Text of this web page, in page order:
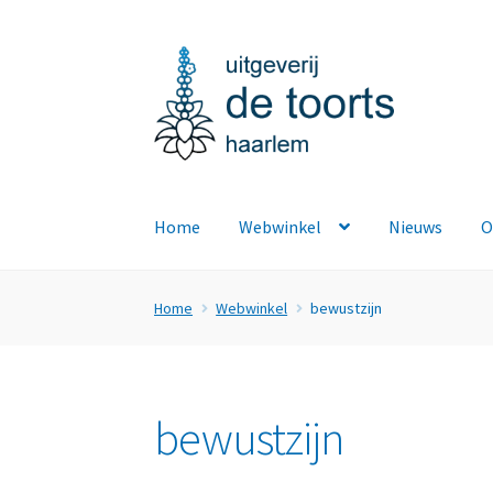
door
naar
navigatie
naar
de
inhoud
Home Webwinkel Nieuws
Home Webwinkel bewustzijn
bewustzijn